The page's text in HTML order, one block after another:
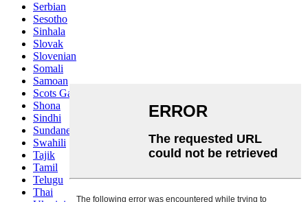
Serbian
Sesotho
Sinhala
Slovak
Slovenian
Somali
Samoan
Scots Gaelic
Shona
Sindhi
Sundanese
Swahili
Tajik
Tamil
Telugu
Thai